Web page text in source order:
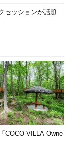
セッションが話題
COCO VILLA Owne